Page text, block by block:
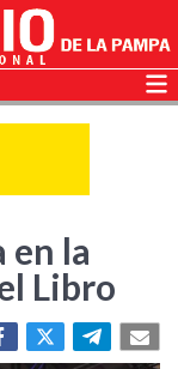
en la
Libro